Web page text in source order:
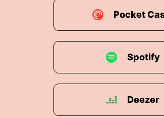
Pocket
Spotify
Deezer